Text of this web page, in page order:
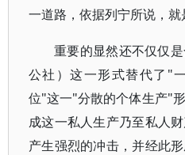
一道路，依据列宁所说，就
重要的显然还不仅仅
公社）这一形式替代了"
位"这一"分散的个体生产"
成这一私人生产乃至私人
产生强烈的冲击，并经此